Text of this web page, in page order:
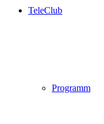
TeleClub
Programm